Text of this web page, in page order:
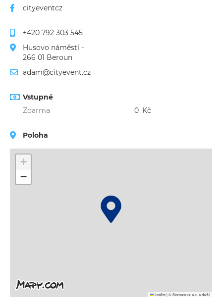
cityeventcz
+420 792 303 545
Husovo náměstí -
266 01 Beroun
adam@cityevent.cz
Vstupné
Zdarma
0 Kč
Poloha
+
−
Leaflet|© Seznam.cz a.s. a další